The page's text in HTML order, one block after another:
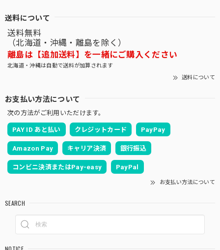
送料について
送料無料
（北海道・沖縄・離島を除く）
離島は【追加送料】を一緒にご購入ください
北海道・沖縄は自動で送料が加算されます
送料について
お支払い方法について
次の方法がご利用いただけます。
PAY ID あと払い クレジットカード PayPay
Amazon Pay キャリア決済 銀行振込
コンビニ決済またはPay-easy PayPal
お支払い方法について
SEARCH